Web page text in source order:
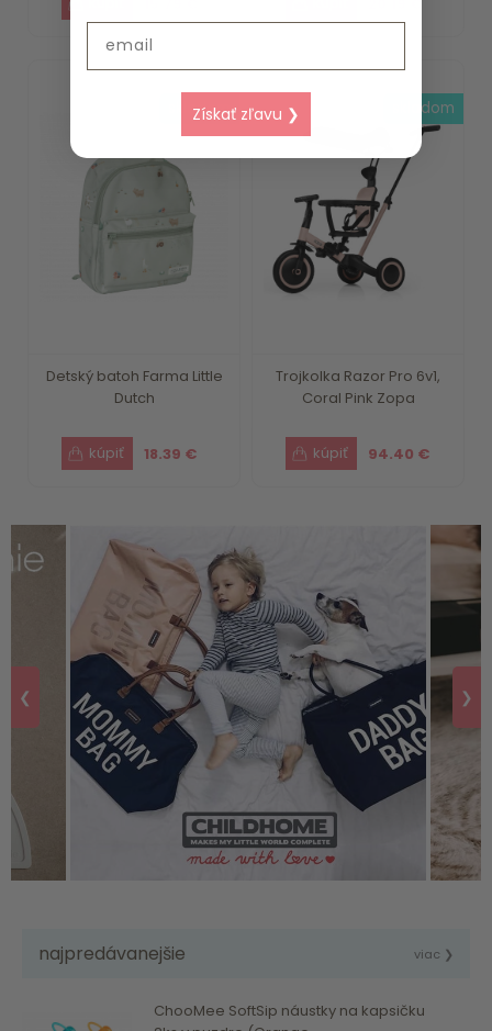
Detský batoh Farma Little
Dutch
18.39 €
skladom
Trojkolka Razor Pro 6v1,
Coral Pink Zopa
94.40 €
skladom
❮ ❯
najpredávanejšie viac ❯
ChooMee SoftSip náustky na kapsičku
Získať zľavu ❯